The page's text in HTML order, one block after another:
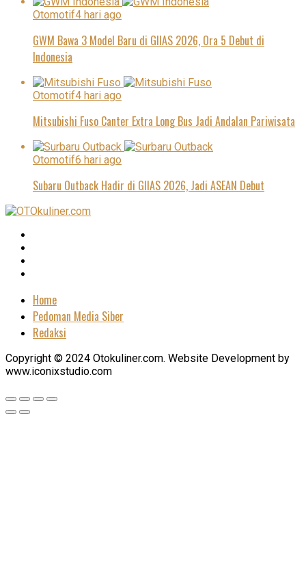
Otomotif4 hari ago
GWM Bawa 3 Model Baru di GIIAS 2026, Ora 5 Debut di
Indonesia
Otomotif4 hari ago
Mitsubishi Fuso Canter Extra Long Bus Jadi Andalan Pariwisata
Otomotif6 hari ago
Subaru Outback Hadir di GIIAS 2026, Jadi ASEAN Debut
Home
Pedoman Media Siber
Redaksi
Copyright © 2024 Otokuliner.com. Website Development by
www.iconixstudio.com